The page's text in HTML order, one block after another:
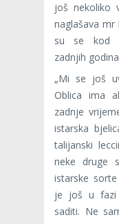
još nekoliko
naglašava mr
su se kod
zadnjih
„Mi se još
Oblica ima
zadnje
istarska
talijanski
neke druge
istarske
je još u fazi
saditi. Ne